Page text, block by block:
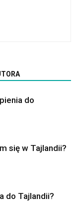
do
się w Tajlandii?
do Tajlandii?